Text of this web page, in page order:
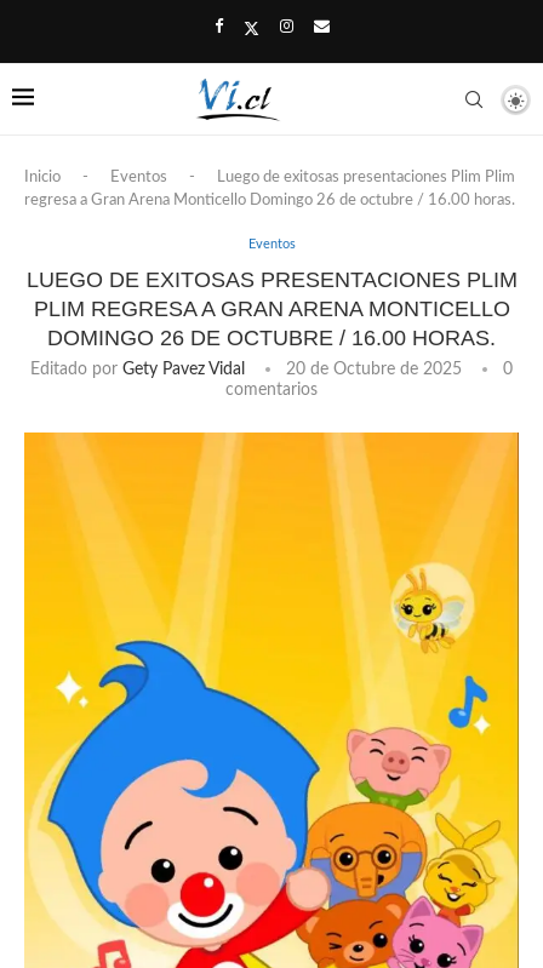
Inicio - Eventos -
Luego de exitosas presentaciones Plim Plim
regresa a Gran Arena Monticello Domingo 26 de octubre / 16.00 horas.
Eventos
LUEGO DE EXITOSAS PRESENTACIONES PLIM
PLIM REGRESA A GRAN ARENA MONTICELLO
DOMINGO 26 DE OCTUBRE / 16.00 HORAS.
Editado por Gety Pavez Vidal 20 de Octubre de 2025
0
comentarios